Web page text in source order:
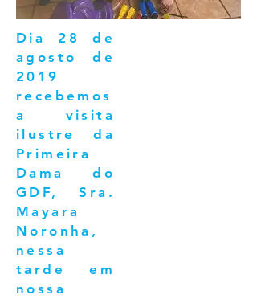
Dia 28 de
agosto de
2019
recebemos
a visita
ilustre da
Primeira
Dama do
GDF, Sra.
Mayara
Noronha,
nessa
tarde em
nossa